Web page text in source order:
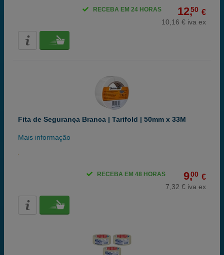
12,50 €
10,16 € iva ex
RECEBA EM 24 HORAS
Fita de Segurança Branca | Tarifold | 50mm x 33M
Mais informação
9,00 €
7,32 € iva ex
RECEBA EM 48 HORAS